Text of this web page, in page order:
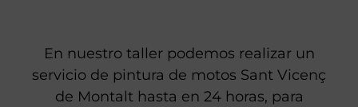
En nuestro taller podemos realizar un
servicio de pintura de motos Sant Vicenç
de Montalt hasta en 24 horas, para